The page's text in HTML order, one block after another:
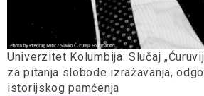
Univerzitet Kolumbija: Slučaj
za pitanja slobode izražavanja,
istorijskog pamćenja